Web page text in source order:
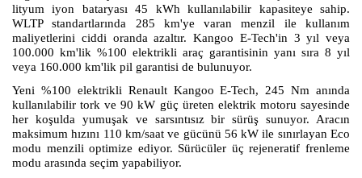
lityum iyon bataryası 45 kWh kullanılabilir kapasiteye sahip.
WLTP standartlarında 285 km'ye varan menzil ile kullanım
maliyetlerini ciddi oranda azaltır. Kangoo E-Tech'in 3 yıl veya
100.000 km'lik %100 elektrikli araç garantisinin yanı sıra 8 yıl
veya 160.000 km'lik pil garantisi de bulunuyor.
Yeni %100 elektrikli Renault Kangoo E-Tech, 245 Nm anında
kullanılabilir tork ve 90 kW güç üreten elektrik motoru sayesinde
her koşulda yumuşak ve sarsıntısız bir sürüş sunuyor. Aracın
maksimum hızını 110 km/saat ve gücünü 56 kW ile sınırlayan Eco
modu menzili optimize ediyor. Sürücüler üç rejeneratif frenleme
modu arasında seçim yapabiliyor.